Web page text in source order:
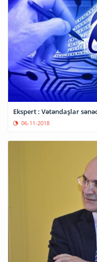
Ekspert : Vətəndaşlar
06-11-2018